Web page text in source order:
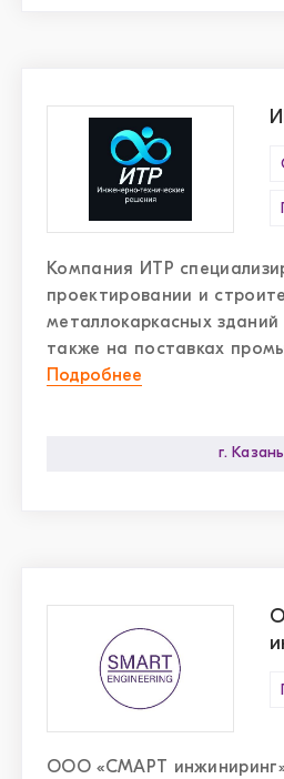
Компания ИТР
проектировании и
металлокаркасных
также на поставках
технологического и
Подробнее
г. Казань
ООО «СМАРТ инжиниринг»